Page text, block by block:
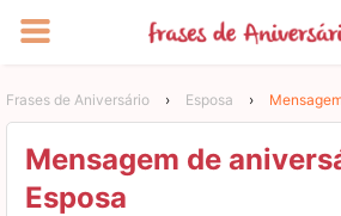
Frases de Aniversário › Esposa ›
Mensagem de
Esposa